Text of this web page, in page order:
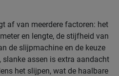
af van meerdere factoren: het
en lengte, de stijfheid van
de slijpmachine en de keuze
assen is extra aandacht
het slijpen, wat de haalbare